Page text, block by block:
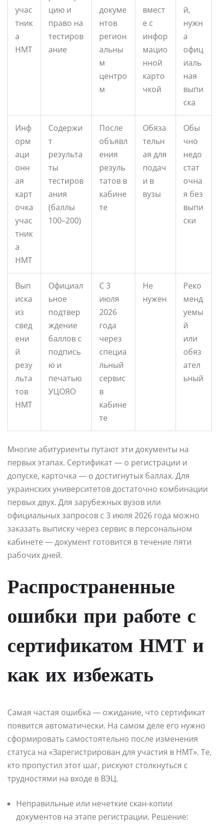
учас
тник
а
НМТ
цию и
право на
тестиров
ание
докуме
нтов
регион
альны
м
центро
м
вмест
е с
инфор
мацио
нной
карто
чкой
й,
нужн
а
офиц
иаль
ная
выпи
ска
Инф
орм
аци
онн
ая
карт
очка
учас
тник
а
НМТ
Содержи
т
результа
ты
тестиров
ания
(баллы
100–200)
После
объявл
ения
резуль
татов в
кабине
те
Обяза
тельн
ая для
подач
и в
вузы
Обы
чно
недо
стат
очна
я без
выпи
ски
Вып
иска
из
свед
ени
й
резу
льта
тов
НМТ
Официал
ьное
подтвер
ждение
баллов с
подпись
ю и
печатью
УЦОЯО
С 3
июля
2026
года
через
специа
льный
сервис
в
кабине
те
Не
нужен
Реко
менд
уемы
й
или
обяз
ател
ьный
Многие абитуриенты путают эти документы на
первых этапах. Сертификат — о регистрации и
допуске, карточка — о достигнутых баллах. Для
украинских университетов достаточно комбинации
первых двух. Для зарубежных вузов или
официальных запросов с 3 июля 2026 года можно
заказать выписку через сервис в персональном
кабинете — документ готовится в течение пяти
рабочих дней.
Распространенные
ошибки при работе с
сертификатом НМТ и
как их избежать
Самая частая ошибка — ожидание, что сертификат
появится автоматически. На самом деле его нужно
сформировать самостоятельно после изменения
статуса на «Зарегистрирован для участия в НМТ». Те,
кто пропустил этот шаг, рискуют столкнуться с
трудностями на входе в ВЭЦ.
Неправильные или нечеткие скан-копии
документов на этапе регистрации. Решение: